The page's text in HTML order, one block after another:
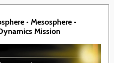
• Mesosphere •
Mission